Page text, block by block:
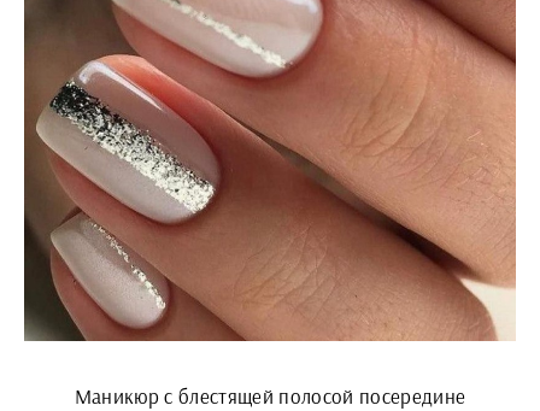
Маникюр с блестящей полосой посередине